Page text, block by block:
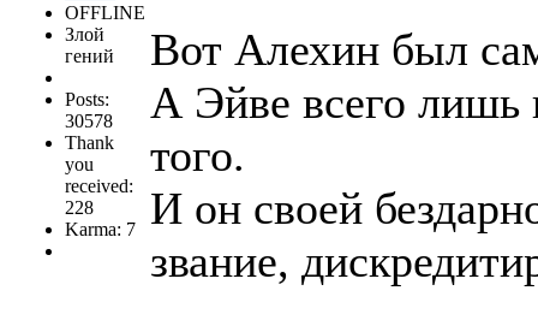
OFFLINE
Злой
гений
Posts:
30578
Thank
you
received:
228
Karma: 7
Вот Алехин был
А Эйве всего лишь
того.
И он своей
звание,